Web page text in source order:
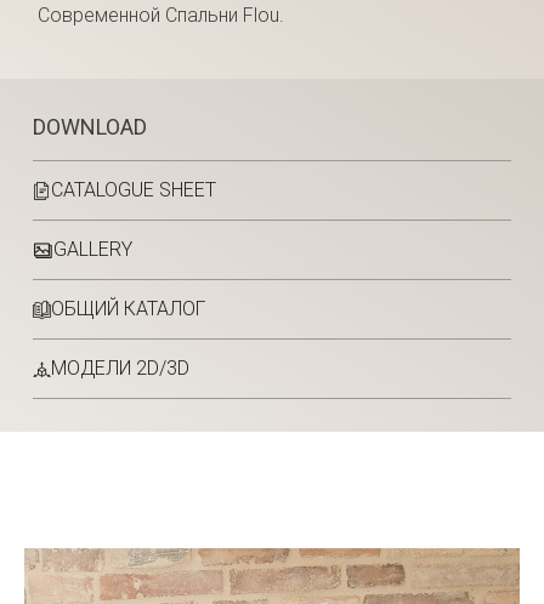
DOWNLOAD
CATALOGUE SHEET
GALLERY
ОБЩИЙ КАТАЛОГ
МОДЕЛИ 2D/3D
Современной Спальни Flou.